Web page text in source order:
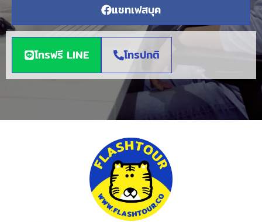
แชทเฟสบุค
โทรฟรี LINE โทรปกติ